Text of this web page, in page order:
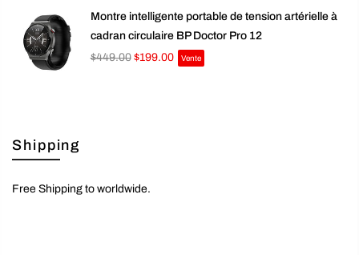
Montre intelligente portable de tension artérielle à
cadran circulaire BP Doctor Pro 12
$449.00 $199.00 Vente
Shipping
Free Shipping to worldwide.